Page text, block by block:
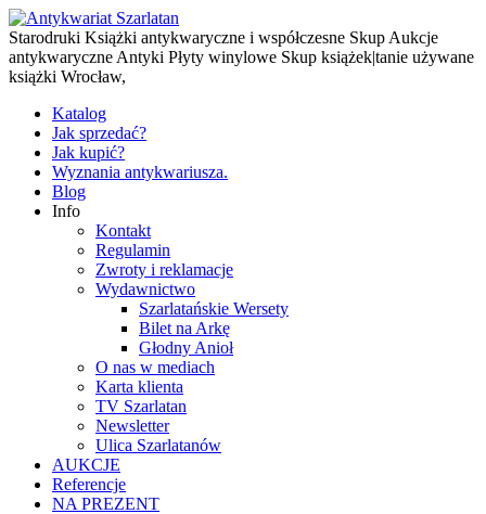
Starodruki Książki antykwaryczne i współczesne Skup Aukcje
antykwaryczne Antyki Płyty winylowe Skup książek|tanie używane
książki Wrocław,
Katalog
Jak sprzedać?
Jak kupić?
Wyznania antykwariusza.
Blog
Info
Kontakt
Regulamin
Zwroty i reklamacje
Wydawnictwo
Szarlatańskie Wersety
Bilet na Arkę
Głodny Anioł
O nas w mediach
Karta klienta
TV Szarlatan
Newsletter
Ulica Szarlatanów
AUKCJE
Referencje
NA PREZENT